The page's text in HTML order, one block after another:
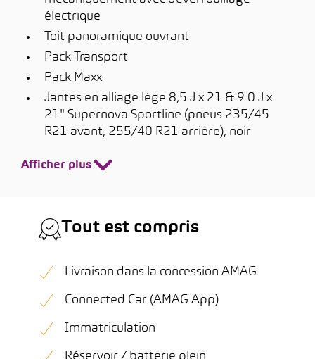
électrique
Toit panoramique ouvrant
Pack Transport
Pack Maxx
Jantes en alliage lége 8,5 J x 21 & 9.0 J x
21" Supernova Sportline (pneus 235/45
R21 avant, 255/40 R21 arrière), noir
Afficher plus
Tout est compris
Livraison dans la concession AMAG
Connected Car (AMAG App)
Immatriculation
Réservoir / batterie plein